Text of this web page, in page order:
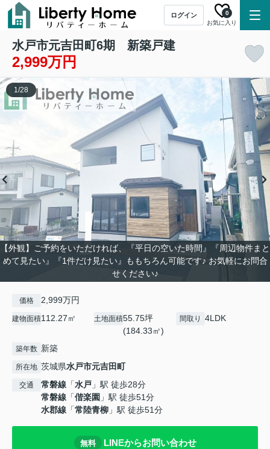
ログイン
お気に入り
0
水戸市元吉田町6期 新築戸建
2,999万円
【外観】ご予約をいただければ、『平日の空いた時間』『周辺物件まと
めて見たい』『1件だけ見たい』ももちろん可能です♪ お気軽にお問合
せください♪
1/28
価格 2,999万円
建物面積112.27㎡ 土地面積55.75坪
(184.33㎡)
間取り 4LDK
築年数 新築
所在地 茨城県水戸市元吉田町
交通 常磐線 「水戸 」駅 徒歩28分
常磐線 「偕楽園 」駅 徒歩51分
水郡線 「常陸青柳 」駅 徒歩51分
無料 LINEからお問い合わせ